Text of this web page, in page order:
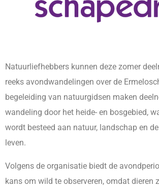
Natuurliefhebbers kunnen deze zomer
reeks avondwandelingen over de
begeleiding van natuurgidsen maken
wandeling door het heide- en bosgebied,
wordt besteed aan natuur, landschap en
leven.
Volgens de organisatie biedt de
kans om wild te observeren, omdat dieren